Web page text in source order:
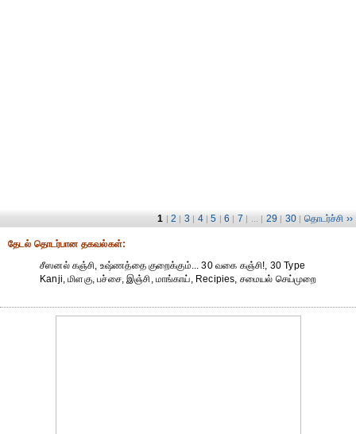
1 | 2 | 3 | 4 | 5 | 6 | 7 | ... | 29 | 30 | தொடர்ச்சி ››
தேட‌ல் தொட‌ர்பான தகவ‌ல்க‌ள்:
சீஸனல் கஞ்சி, உஷ்ணத்தை குறைக்கும்... 30 வகை கஞ்சி!, 30 Type
Kanji, மிளகு, பச்சை, இஞ்சி, மாங்காய், Recipies, சமையல் செய்முறை